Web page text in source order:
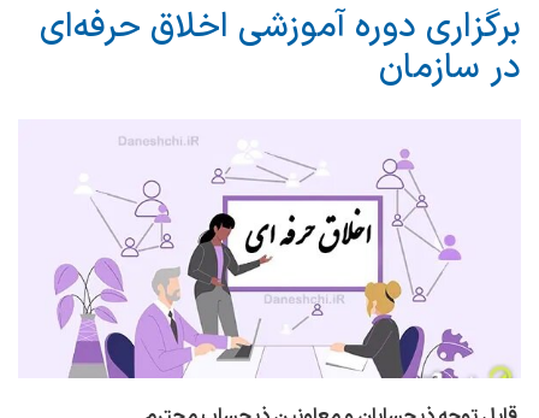
برگزاری دوره آموزشی اخلاق حرفه‌ای
در سازمان